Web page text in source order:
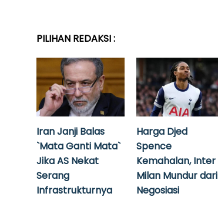
PILIHAN REDAKSI :
Iran Janji Balas
`Mata Ganti Mata`
Jika AS Nekat
Serang
Infrastrukturnya
Harga Djed
Spence
Kemahalan, Inter
Milan Mundur dari
Negosiasi